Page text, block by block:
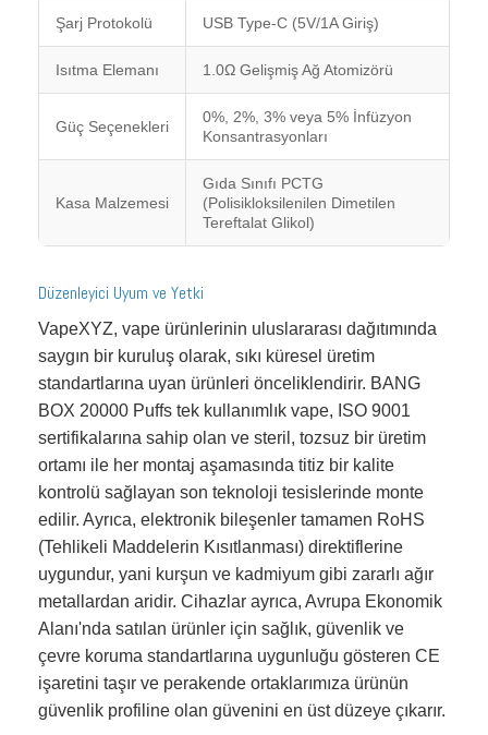
Şarj Protokolü USB Type-C (5V/1A Giriş)
Isıtma Elemanı 1.0Ω Gelişmiş Ağ Atomizörü
Güç Seçenekleri
0%, 2%, 3% veya 5% İnfüzyon
Konsantrasyonları
Kasa Malzemesi
Gıda Sınıfı PCTG
(Polisikloksilenilen Dimetilen
Tereftalat Glikol)
Düzenleyici Uyum ve Yetki
VapeXYZ, vape ürünlerinin uluslararası dağıtımında
saygın bir kuruluş olarak, sıkı küresel üretim
standartlarına uyan ürünleri önceliklendirir. BANG
BOX 20000 Puffs tek kullanımlık vape, ISO 9001
sertifikalarına sahip olan ve steril, tozsuz bir üretim
ortamı ile her montaj aşamasında titiz bir kalite
kontrolü sağlayan son teknoloji tesislerinde monte
edilir. Ayrıca, elektronik bileşenler tamamen RoHS
(Tehlikeli Maddelerin Kısıtlanması) direktiflerine
uygundur, yani kurşun ve kadmiyum gibi zararlı ağır
metallardan aridir. Cihazlar ayrıca, Avrupa Ekonomik
Alanı'nda satılan ürünler için sağlık, güvenlik ve
çevre koruma standartlarına uygunluğu gösteren CE
işaretini taşır ve perakende ortaklarımıza ürünün
güvenlik profiline olan güvenini en üst düzeye çıkarır.